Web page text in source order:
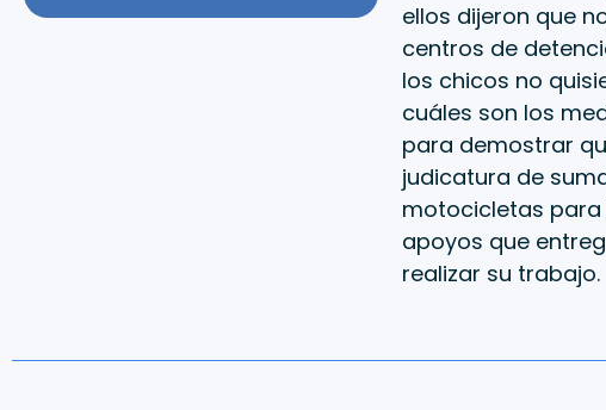
ellos dijeron que
centros de
los chicos no
cuáles son los
para demostrar
judicatura de
motocicletas para
apoyos que
realizar su trabajo.